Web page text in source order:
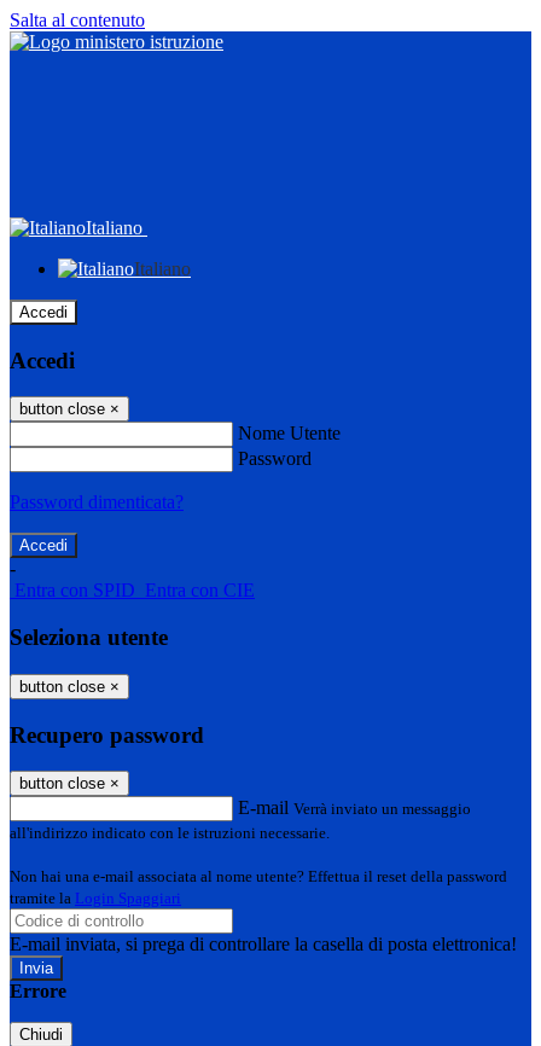
Salta al contenuto
Italiano
Italiano
Accedi
Accedi
button close ×
Nome Utente
Password
Password dimenticata?
-
Entra con SPID Entra con CIE
Seleziona utente
button close ×
Recupero password
button close ×
E-mail Verrà inviato un messaggio
all'indirizzo indicato con le istruzioni necessarie.
Non hai una e-mail associata al nome utente? Effettua il reset della password
tramite la Login Spaggiari
E-mail inviata, si prega di controllare la casella di posta elettronica!
Errore
Chiudi